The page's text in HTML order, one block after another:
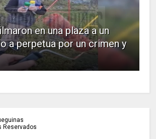
en una plaza a un
a perpetua por un crimen y
Reservados